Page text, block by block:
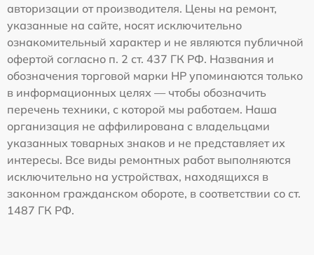
авторизации от производителя. Цены на ремонт,
указанные на сайте, носят исключительно
ознакомительный характер и не являются публичной
офертой согласно п. 2 ст. 437 ГК РФ. Названия и
обозначения торговой марки HP упоминаются только
в информационных целях — чтобы обозначить
перечень техники, с которой мы работаем. Наша
организация не аффилирована с владельцами
указанных товарных знаков и не представляет их
интересы. Все виды ремонтных работ выполняются
исключительно на устройствах, находящихся в
законном гражданском обороте, в соответствии со ст.
1487 ГК РФ.